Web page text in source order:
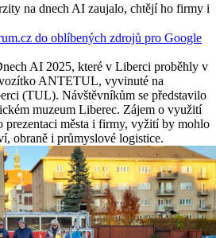
na dnech AI zaujalo, chtějí ho firmy i
do oblíbených zdrojů pro Google
AI 2025, které v Liberci proběhly v
ANTETUL, vyvinuté na
(TUL). Návštěvníkům se představilo
muzeum Liberec. Zájem o využití
prezentaci města i firmy, vyžití by mohlo
obraně i průmyslové logistice.